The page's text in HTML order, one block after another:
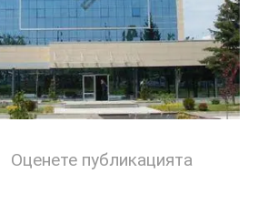
Оценете публикацията